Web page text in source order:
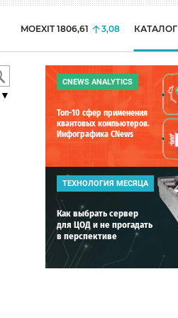
MOEXIT 1806,61 3,08 КАТАЛОГ
CNEWS ANALYTICS
Топ-10 сфер применения
квантовых компьютеров.
Инфографика CNews
ТЕХНОЛОГИЯ МЕСЯЦА
Как выбрать сервер
для ЦОД и не прогадать
в перспективе